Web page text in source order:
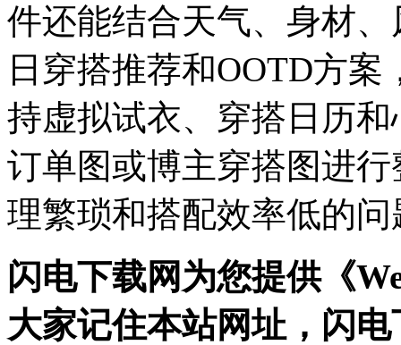
件还能结合天气、身材
日穿搭推荐和OOTD方
持虚拟试衣、穿搭日历
订单图或博主穿搭图进
理繁琐和搭配效率低的问
闪电下载网为您提供《
大家记住本站网址，闪